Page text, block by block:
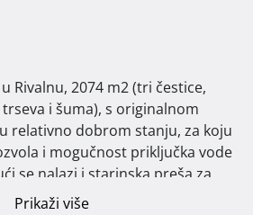
i šuma), s originalnom
relativno dobrom stanju, za koju
i mogučnost priključka vode
se nalazi i starinska preša za
stara oraha, stara trešnja i dvije
Prikaži više